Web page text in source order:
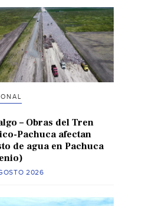
– Obras del Tren
Pachuca afectan
de agua en Pachuca
2026